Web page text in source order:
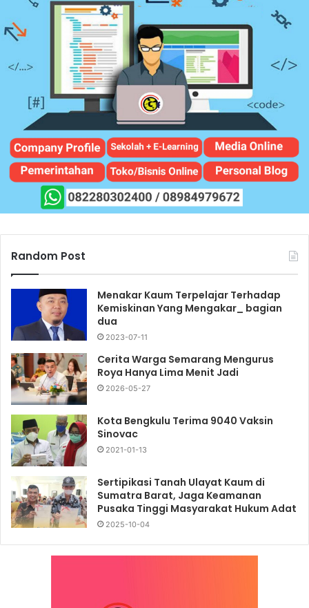
Random Post
Menakar Kaum Terpelajar Terhadap
Kemiskinan Yang Mengakar_ bagian
dua
2023-07-11
Cerita Warga Semarang Mengurus
Roya Hanya Lima Menit Jadi
2026-05-27
Kota Bengkulu Terima 9040 Vaksin
Sinovac
2021-01-13
Sertipikasi Tanah Ulayat Kaum di
Sumatra Barat, Jaga Keamanan
Pusaka Tinggi Masyarakat Hukum Adat
2025-10-04